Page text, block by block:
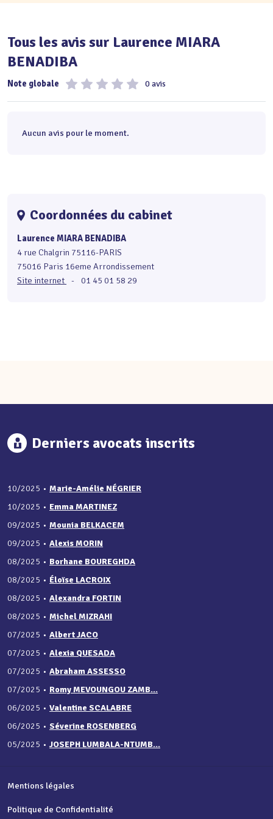
Tous les avis sur Laurence MIARA
BENADIBA
Note globale 0 avis
Aucun avis pour le moment.
Coordonnées du cabinet
Laurence MIARA BENADIBA
4 rue Chalgrin 75116-PARIS
75016 Paris 16eme Arrondissement
Site internet
- 01 45 01 58 29
Derniers avocats inscrits
10/2025 • Marie-Amélie NÉGRIER
10/2025 • Emma MARTINEZ
09/2025 • Mounia BELKACEM
09/2025 • Alexis MORIN
08/2025 • Borhane BOUREGHDA
08/2025 • Éloïse LACROIX
08/2025 • Alexandra FORTIN
08/2025 • Michel MIZRAHI
07/2025 • Albert JACO
07/2025 • Alexia QUESADA
07/2025 • Abraham ASSESSO
07/2025 • Romy MEVOUNGOU ZAMB...
06/2025 • Valentine SCALABRE
06/2025 • Séverine ROSENBERG
05/2025 • JOSEPH LUMBALA-NTUMB...
Mentions légales
Politique de Confidentialité